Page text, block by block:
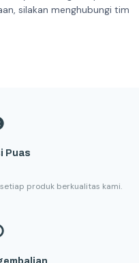
silakan menghubungi tim
Puas
produk berkualitas kami.